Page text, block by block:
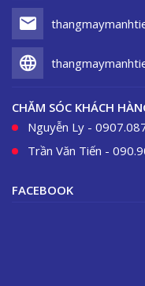
CHĂM SÓC KHÁCH
Nguyễn Ly -
Trần Văn Tiến -
FACEBOOK